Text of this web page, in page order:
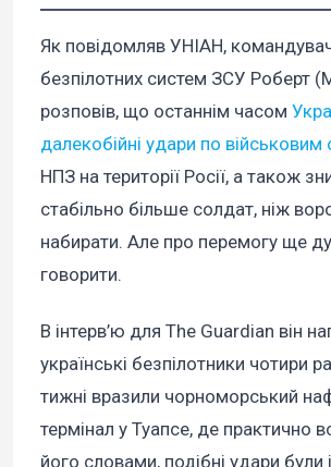
Як повідомляв УНІАН,
безпілотних систем ЗСУ Роберт
розповів, що останнім часом
далекобійні удари по військовим
НПЗ на території Росії, а також
стабільно більше солдат, ніж
набирати. Але про перемогу ще
говорити.
В інтерв’ю для The Guardian він
українські безпілотники чотири
тижні вразили чорноморський
термінал у Туапсе, де практично
його словами, подібні удари були